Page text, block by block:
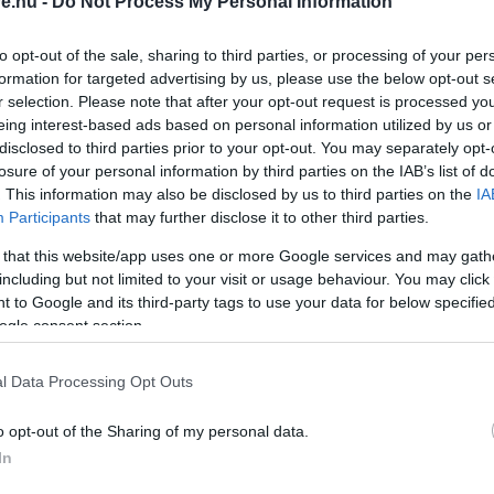
opt-out of the sale, sharing to third parties, or processing of your
for targeted advertising by us, please use the below opt-out
selection. Please note that after your opt-out request is processed
interest-based ads based on personal information utilized by us
to third parties prior to your opt-out. You may separately
of your personal information by third parties on the IAB’s list of
This information may also be disclosed by us to third parties on the
Participants that may further disclose it to other third parties.
that this website/app uses one or more Google services and may
but not limited to your visit or usage behaviour. You may
to Google and its third-party tags to use your data for below
consent section.
Data Processing Opt Outs
opt-out of the Sharing of my personal data.
éves koruk körül fognak enni. Ennél a
valószínűséggel használták a harmadik
mintha egy másik személy lennének a
ebben az egészben, az az, hogy ez arra utal,
úgy néz ki, mint egy másik személy,úgy
kutatásában ugyanezekre az eredményekre
agyi aktivitás, amely akkor keletkezik, amikor a
azzal az agyi aktivitással, amely akkor
a jövőbeli énünkkel való kapcsolat
mint egy másik ember. Más